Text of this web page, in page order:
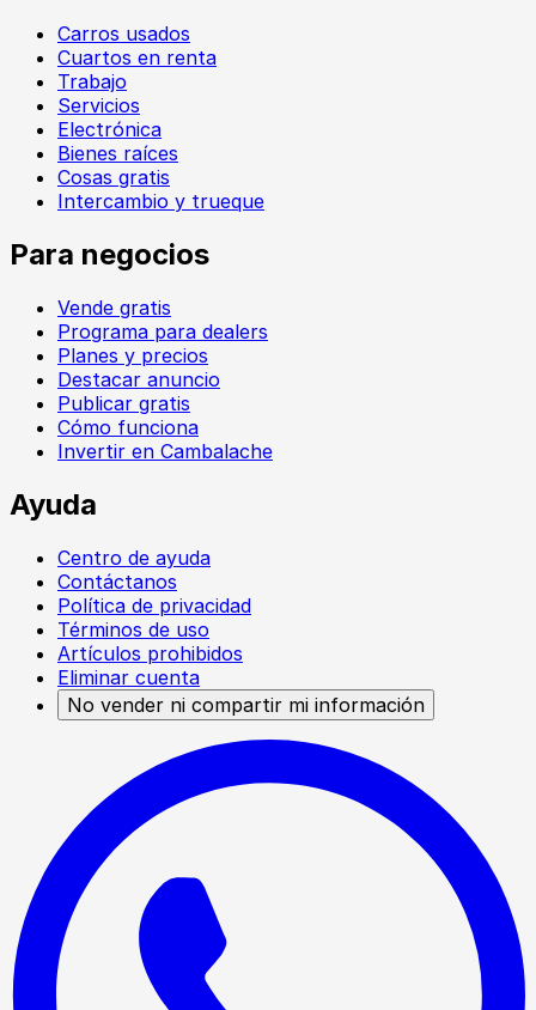
Carros usados
Cuartos en renta
Trabajo
Servicios
Electrónica
Bienes raíces
Cosas gratis
Intercambio y trueque
Para negocios
Vende gratis
Programa para dealers
Planes y precios
Destacar anuncio
Publicar gratis
Cómo funciona
Invertir en Cambalache
Ayuda
Centro de ayuda
Contáctanos
Política de privacidad
Términos de uso
Artículos prohibidos
Eliminar cuenta
No vender ni compartir mi información